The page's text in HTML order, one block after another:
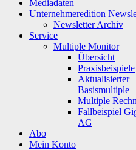
Mediadaten
Unternehmeredition
Newsletter Archiv
Service
Multiple Monitor
Übersicht
Praxisbeispiele
Aktualisierter
Basismultiple
Multiple
Fallbeispiel
AG
Abo
Mein Konto